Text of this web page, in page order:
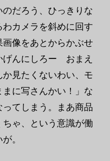
だろう、ひっきりな
カメラを斜めに回す
像をあとからかぶせ
げんにしろー おまえ
見たくないわい、モ
に写さんかい！」な
てしまう。まあ商品
ゃ、という意識が働
。